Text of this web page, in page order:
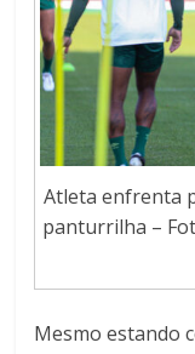
Atleta enfrenta
panturrilha –
Mesmo estando